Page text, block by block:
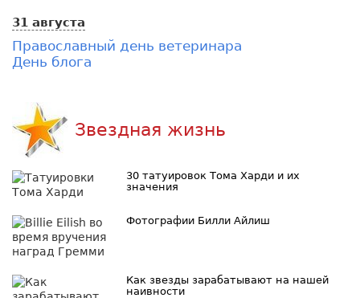
31 августа
Православный день ветеринара
День блога
Звездная жизнь
30 татуировок Тома Харди и их
значения
Фотографии Билли Айлиш
Как звезды зарабатывают на нашей
наивности